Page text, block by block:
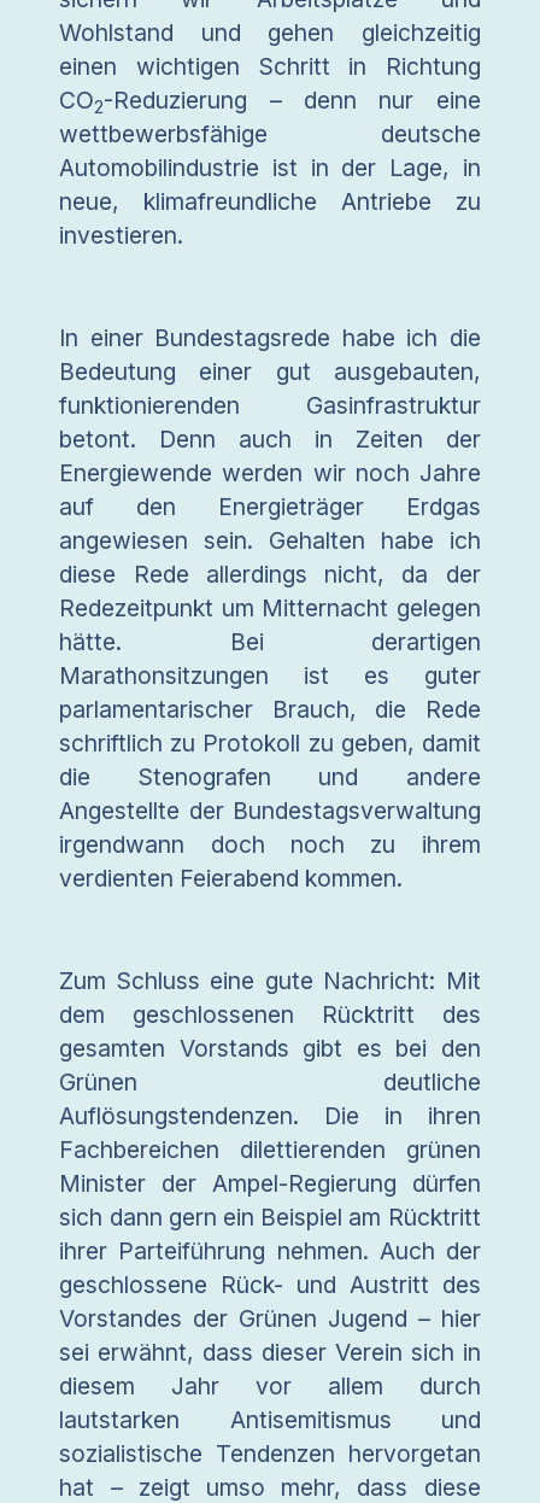
Wohlstand und gehen gleichzeitig
einen wichtigen Schritt in Richtung
CO2-Reduzierung – denn nur eine
wettbewerbsfähige deutsche
Automobilindustrie ist in der Lage, in
neue, klimafreundliche Antriebe zu
investieren.
In einer Bundestagsrede habe ich die
Bedeutung einer gut ausgebauten,
funktionierenden Gasinfrastruktur
betont. Denn auch in Zeiten der
Energiewende werden wir noch Jahre
auf den Energieträger Erdgas
angewiesen sein. Gehalten habe ich
diese Rede allerdings nicht, da der
Redezeitpunkt um Mitternacht gelegen
hätte. Bei derartigen
Marathonsitzungen ist es guter
parlamentarischer Brauch, die Rede
schriftlich zu Protokoll zu geben, damit
die Stenografen und andere
Angestellte der Bundestagsverwaltung
irgendwann doch noch zu ihrem
verdienten Feierabend kommen.
Zum Schluss eine gute Nachricht: Mit
dem geschlossenen Rücktritt des
gesamten Vorstands gibt es bei den
Grünen deutliche
Auflösungstendenzen. Die in ihren
Fachbereichen dilettierenden grünen
Minister der Ampel-Regierung dürfen
sich dann gern ein Beispiel am Rücktritt
ihrer Parteiführung nehmen. Auch der
geschlossene Rück- und Austritt des
Vorstandes der Grünen Jugend – hier
sei erwähnt, dass dieser Verein sich in
diesem Jahr vor allem durch
lautstarken Antisemitismus und
sozialistische Tendenzen hervorgetan
hat – zeigt umso mehr, dass diese